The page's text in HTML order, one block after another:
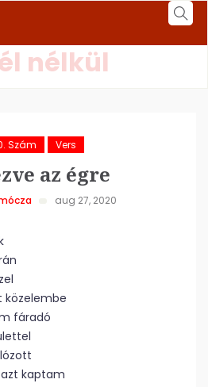
nélkül
Szám Vers
az égre
aug 27, 2020
közelembe
fáradó
kaptam